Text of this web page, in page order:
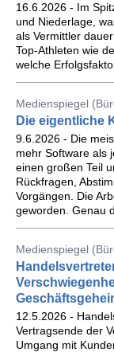
16.6.2026 - Im
und Niederlage,
als Vermittler
Top-Athleten wie
welche
Medienspiegel
Die eigentliche
9.6.2026 - Die
mehr Software als
einen großen Teil
Rückfragen,
Vorgängen. Die
geworden. Genau
Medienspiegel
12.5.2026 -
Vertragsende der
Umgang mit